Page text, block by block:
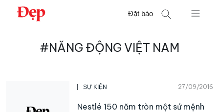
Chuyển
Đặt báo
#NĂNG ĐỘNG VIỆT NAM
SỰ KIỆN 27/09/2016
Nestlé 150 năm tròn một sứ mệnh